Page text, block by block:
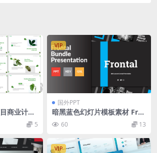
商业计划
）
5
VIP
国外PPT
暗黑蓝色幻灯片模板素材 Fro
ntaL Bundle Presentation
60 13
VIP